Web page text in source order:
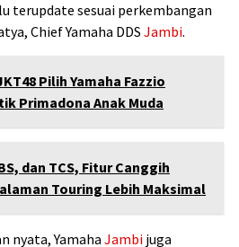
terupdate sesuai perkembangan
Chief Yamaha DDS Jambi.
Pilih Yamaha Fazzio
Primadona Anak Muda
dan TCS, Fitur Canggih
Touring Lebih Maksimal
nyata, Yamaha Jambi juga